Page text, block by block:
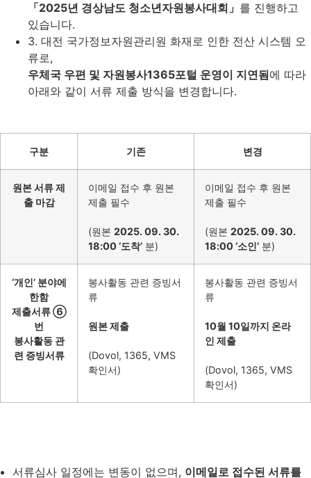
「2025년 경상남도 청소년자원봉사대회」 를 진행하고
있습니다.
3. 대전 국가정보자원관리원 화재로 인한 전산 시스템 오
류로,
우체국 우편 및 자원봉사1365포털 운영이 지연됨에 따라
아래와 같이 서류 제출 방식을 변경합니다.
구분 기존 변경
원본 서류 제
출 마감
이메일 접수 후 원본
제출 필수
(원본 2025. 09. 30.
18:00 ‘도착’ 분)
이메일 접수 후 원본
제출 필수
(원본 2025. 09. 30.
18:00 ‘소인’ 분)
‘개인’ 분야에
한함
제출서류 ⑥
번
봉사활동 관
련 증빙서류
봉사활동 관련 증빙서
류
원본 제출
(Dovol, 1365, VMS
확인서)
봉사활동 관련 증빙서
류
10월 10일까지 온라
인 제출
(Dovol, 1365, VMS
확인서)
서류심사 일정에는 변동이 없으며, 이메일로 접수된 서류를